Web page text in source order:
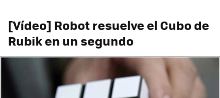
[Vídeo] Robot resuelve el Cubo de
Rubik en un segundo